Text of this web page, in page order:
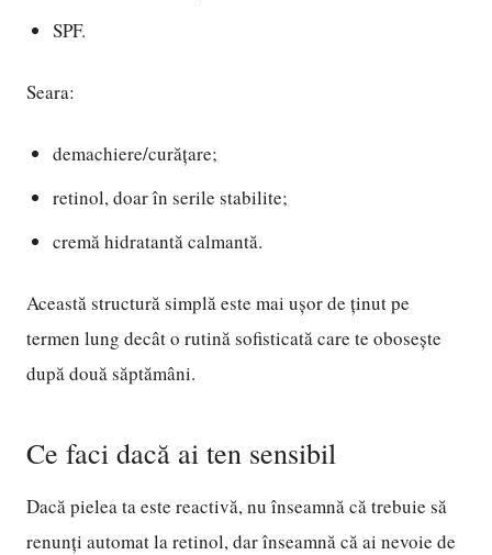
SPF.
Seara:
demachiere/curățare;
retinol, doar în serile stabilite;
cremă hidratantă calmantă.
Această structură simplă este mai ușor de ținut pe
termen lung decât o rutină sofisticată care te obosește
după două săptămâni.
Ce faci dacă ai ten sensibil
Dacă pielea ta este reactivă, nu înseamnă că trebuie să
renunți automat la retinol, dar înseamnă că ai nevoie de